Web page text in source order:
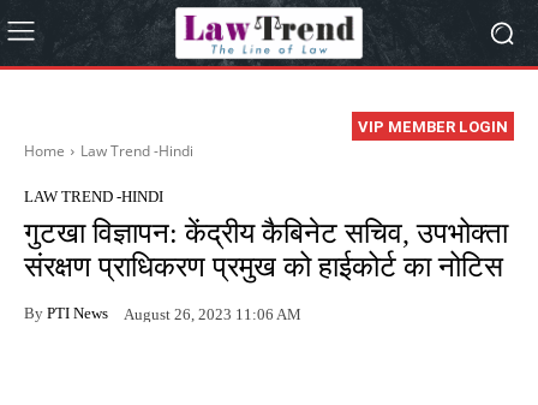
VIP MEMBER LOGIN
Home Law Trend -Hindi
LAW TREND -HINDI
गुटखा विज्ञापन: केंद्रीय कैबिनेट सचिव, उपभोक्ता
संरक्षण प्राधिकरण प्रमुख को हाईकोर्ट का नोटिस
By PTI News August 26, 2023 11:06 AM